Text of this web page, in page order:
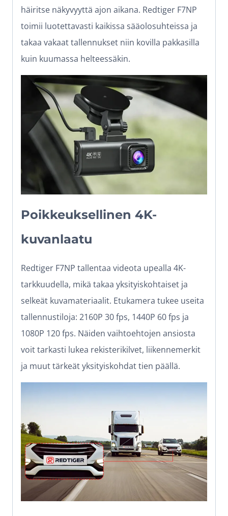
häiritse näkyvyyttä ajon aikana. Redtiger F7NP
toimii luotettavasti kaikissa sääolosuhteissa ja
takaa vakaat tallennukset niin kovilla pakkasilla
kuin kuumassa helteessäkin.
Poikkeuksellinen 4K-
kuvanlaatu
Redtiger F7NP tallentaa videota upealla 4K-
tarkkuudella, mikä takaa yksityiskohtaiset ja
selkeät kuvamateriaalit. Etukamera tukee useita
tallennustiloja: 2160P 30 fps, 1440P 60 fps ja
1080P 120 fps. Näiden vaihtoehtojen ansiosta
voit tarkasti lukea rekisterikilvet, liikennemerkit
ja muut tärkeät yksityiskohdat tien päällä.